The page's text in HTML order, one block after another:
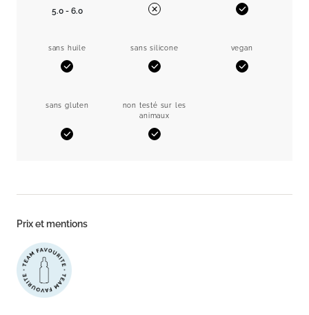
5.0 - 6.0 Non Oui
sans huile
Oui
sans silicone
Oui
vegan
Oui
sans gluten
Oui
non testé sur les
animaux
Oui
Prix et mentions